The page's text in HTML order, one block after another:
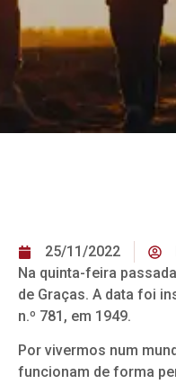
25/11/2022
Na quinta-feira
de Graças. A data foi
n.º 781, em 1949.
Por vivermos num
funcionam de forma